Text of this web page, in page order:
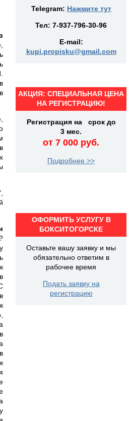
Telegram: Нажмите тут
Тел: 7-937-796-30-96
E-mail:
kupi.propisku@gmail.com
АКЦИЯ: СПЕЦИАЛЬНАЯ ЦЕНА
НА РЕГИСТРАЦИЮ!
Регистрация на срок до
3 мес.
от 7 000 руб.
Подробнее >>
ОФОРМИТЬ УСЛУГУ В
БОКСИТОГОРСКЕ
Оставьте вашу заявку и мы
обязательно ответим в
рабочее время
Подать заявку на
регистрацию